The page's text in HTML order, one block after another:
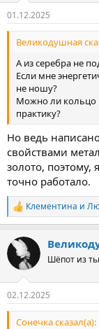
узлом. После
говорить 9 раз:
"Не узел завязал,
так они потаят -
в узле, сила при
воском в мешочек,
будете надевать
ладанку на шею,
золотой, кто
Кольцо в узле, сила
01.12.2025
Великодушная
А из серебра не
Если мне
не ношу?
Можно ли кольцо
практику?
Но ведь
свойствами
золото, поэтому,
точно работало.
Р
е
к
ц
и
Клементина и
Шёпот из
02.12.2025
Сонечка сказал(а):